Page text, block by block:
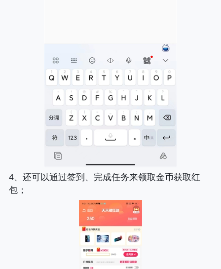
4、还可以通过签到、完成任务来领取金币获取红
包；